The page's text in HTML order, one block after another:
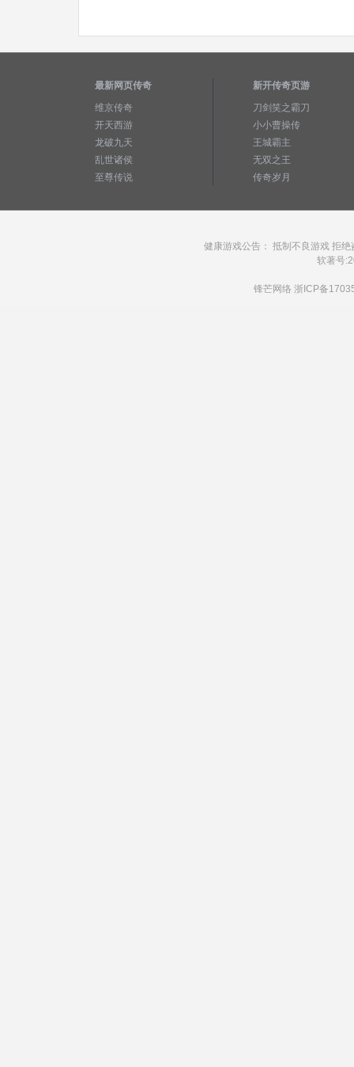
最新网页传奇
维京传奇
开天西游
龙破九天
乱世诸侯
至尊传说
新开传奇页游
刀剑笑之霸刀
小小曹操传
王城霸主
无双之王
传奇岁月
健康游戏公告： 抵制不良游戏 拒
软著号
锋芒网络 浙ICP备